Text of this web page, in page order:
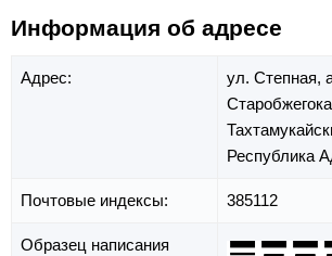
Информация об адресе
Адрес: ул. Степная,
Республика
Почтовые индексы: 385112
Образец написания